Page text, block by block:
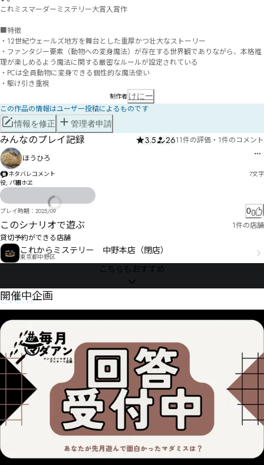
これミスマーダーミステリー大賞入賞作
■特徴
・12世紀ウェールズ地方を舞台とした重厚かつ壮大なストーリー
・ファンタジー要素（動物への変身魔法）が存在する世界観でありながら、本格推
理が楽しめるよう魔法に関する厳密なルールが設定されている
・PCは全員動物に変身できる個性的な魔法使い
・駆け引き重視
制作者 けにー
この作品の情報はユーザー投稿によるものです
情報を修正 管理者申請
みんなのプレイ記録 3.5 2611件の評価 ・ 1件のコメント
ほうひろ
ネタバレコメント 7文字
役; パ㄀ホヱ
プレイ時期： 2025/09 0
このシナリオで遊ぶ
1件の店舗
貸切予約ができる店舗
これからミステリー 中野本店（閉店）
東京都中野区
こちらもおすすめ
Event
開催中企画